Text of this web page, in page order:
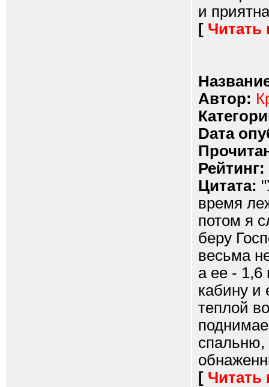
и
[ Читать
Автор:
Dата
Рейтинг:
Цитата:
время
потом я
беру
весьма
а ее -
кабину и
теплой
спальню,
[ Читать